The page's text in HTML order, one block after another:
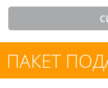
ПАКЕТ